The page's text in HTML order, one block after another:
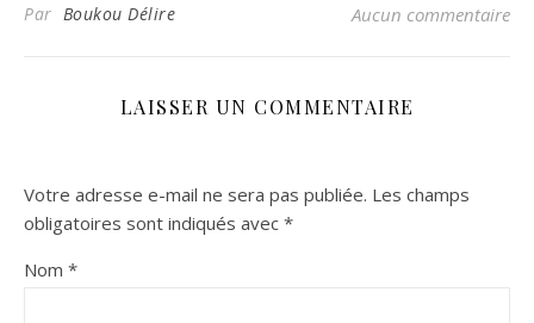
Par Boukou Délire Aucun commentaire
LAISSER UN COMMENTAIRE
Votre adresse e-mail ne sera pas publiée. Les champs
obligatoires sont indiqués avec *
Nom *